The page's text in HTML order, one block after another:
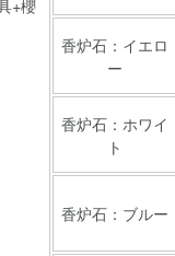
+櫻
香炉石：イエロ
ー
香炉石：ホワイ
ト
香炉石：ブルー